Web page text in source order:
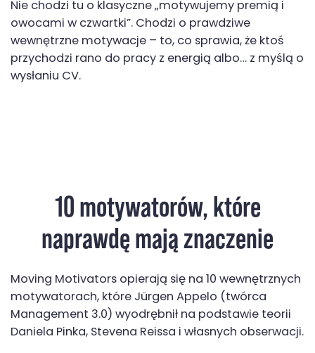
Nie chodzi tu o klasyczne „motywujemy premią i
owocami w czwartki”. Chodzi o prawdziwe
wewnętrzne motywacje – to, co sprawia, że ktoś
przychodzi rano do pracy z energią albo… z myślą o
wysłaniu CV.
10 motywatorów, które
naprawdę mają znaczenie
Moving Motivators opierają się na 10 wewnętrznych
motywatorach, które Jürgen Appelo (twórca
Management 3.0) wyodrębnił na podstawie teorii
Daniela Pinka, Stevena Reissa i własnych obserwacji.